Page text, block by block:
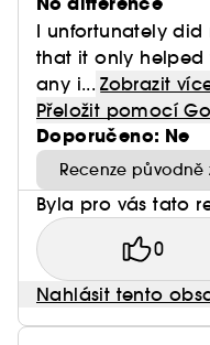
I unfortunately did
that it only helped
any i... Zobrazit
Přeložit pomocí
Doporučeno: Ne
Recenze
Byla pro vás tato
0
Nahlásit tento